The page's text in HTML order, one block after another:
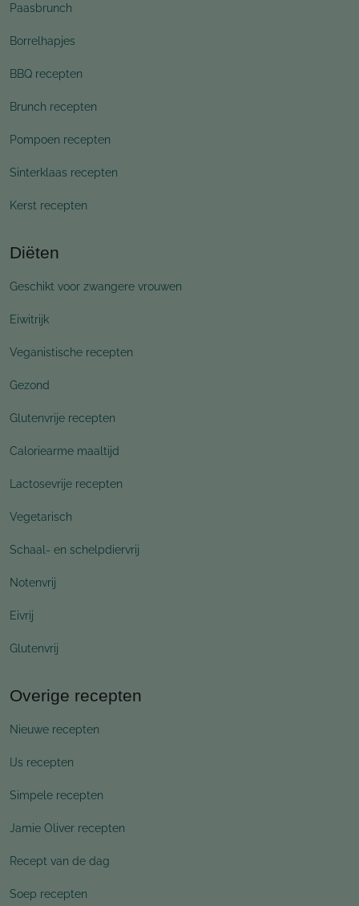
Paasbrunch
Borrelhapjes
BBQ recepten
Brunch recepten
Pompoen recepten
Sinterklaas recepten
Kerst recepten
Diëten
Geschikt voor zwangere vrouwen
Eiwitrijk
Veganistische recepten
Gezond
Glutenvrije recepten
Caloriearme maaltijd
Lactosevrije recepten
Vegetarisch
Schaal- en schelpdiervrij
Notenvrij
Eivrij
Glutenvrij
Overige recepten
Nieuwe recepten
IJs recepten
Simpele recepten
Jamie Oliver recepten
Recept van de dag
Soep recepten